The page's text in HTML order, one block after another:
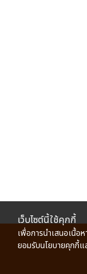
เว็บไซต์นี้ใช้คุกกี้
เพื่อการนำเสนอเนื้อ
ยอมรับนโยบายคุกกี้แ